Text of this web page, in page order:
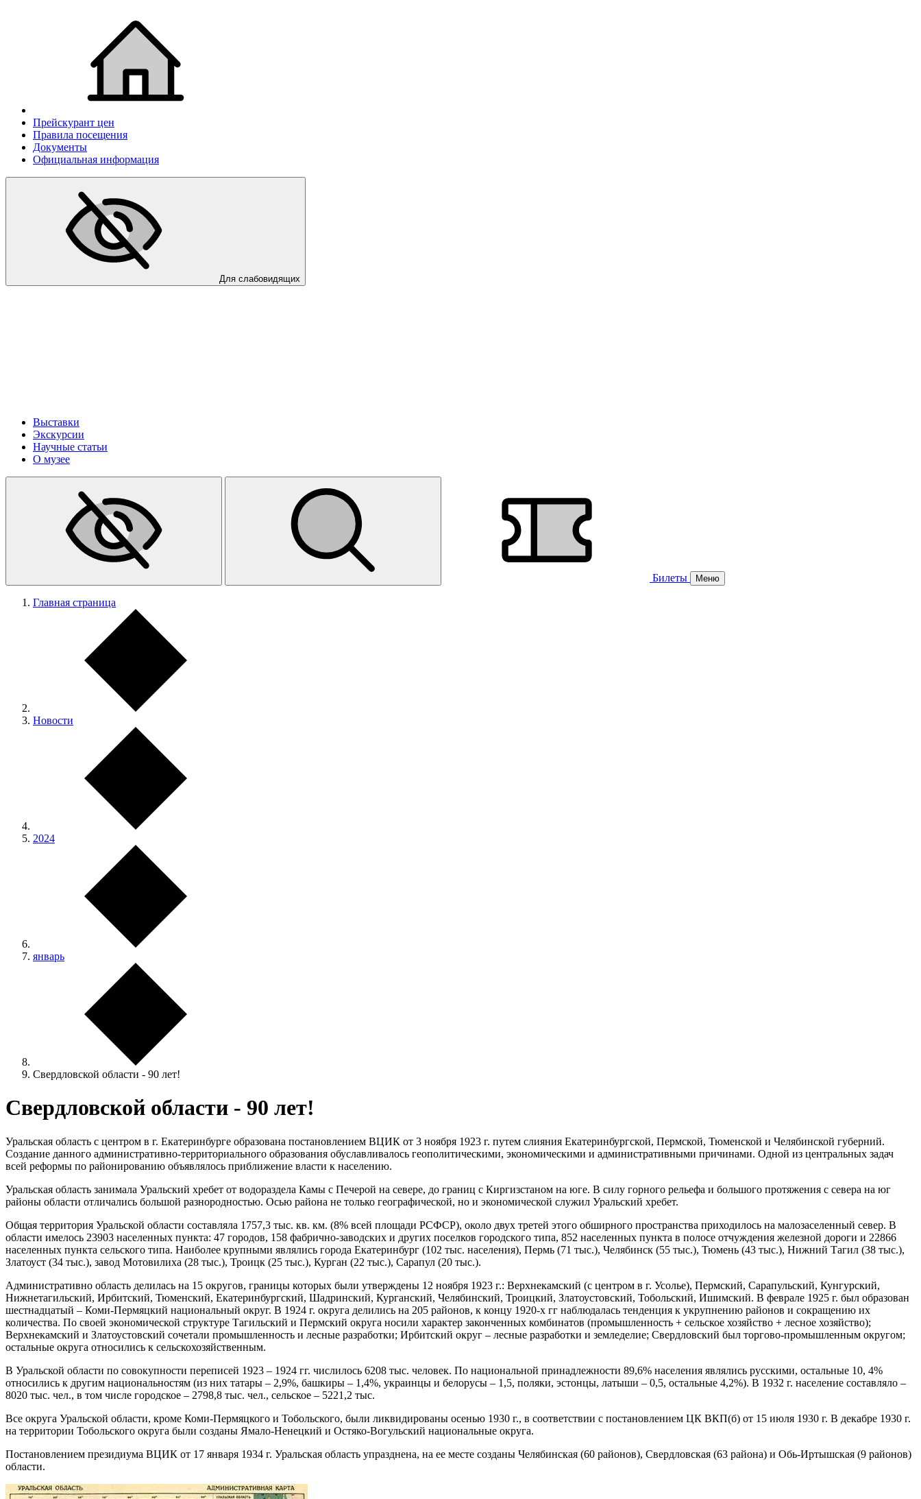
Прейскурант цен
Правила посещения
Документы
Официальная информация
Для слабовидящих
Выставки
Экскурсии
Научные статьи
О музее
Билеты Меню
Главная страница
Новости
2024
январь
Свердловской области - 90 лет!
Свердловской области - 90 лет!
Уральская область с центром в г. Екатеринбурге образована постановлением ВЦИК от 3 ноября 1923 г. путем слияния Екатеринбургской, Пермской, Тюменской и Челябинской губерний.
Создание данного административно-территориального образования обуславливалось геополитическими, экономическими и административными причинами. Одной из центральных задач
всей реформы по районированию объявлялось приближение власти к населению.
Уральская область занимала Уральский хребет от водораздела Камы с Печерой на севере, до границ с Киргизстаном на юге. В силу горного рельефа и большого протяжения с севера на юг
районы области отличались большой разнородностью. Осью района не только географической, но и экономической служил Уральский хребет.
Общая территория Уральской области составляла 1757,3 тыс. кв. км. (8% всей площади РСФСР), около двух третей этого обширного пространства приходилось на малозаселенный север. В
области имелось 23903 населенных пункта: 47 городов, 158 фабрично-заводских и других поселков городского типа, 852 населенных пункта в полосе отчуждения железной дороги и 22866
населенных пункта сельского типа. Наиболее крупными являлись города Екатеринбург (102 тыс. населения), Пермь (71 тыс.), Челябинск (55 тыс.), Тюмень (43 тыс.), Нижний Тагил (38 тыс.),
Златоуст (34 тыс.), завод Мотовилиха (28 тыс.), Троицк (25 тыс.), Курган (22 тыс.), Сарапул (20 тыс.).
Административно область делилась на 15 округов, границы которых были утверждены 12 ноября 1923 г.: Верхнекамский (с центром в г. Усолье), Пермский, Сарапульский, Кунгурский,
Нижнетагильский, Ирбитский, Тюменский, Екатеринбургский, Шадринский, Курганский, Челябинский, Троицкий, Златоустовский, Тобольский, Ишимский. В феврале 1925 г. был образован
шестнадцатый – Коми-Пермяцкий национальный округ. В 1924 г. округа делились на 205 районов, к концу 1920-х гг наблюдалась тенденция к укрупнению районов и сокращению их
количества. По своей экономической структуре Тагильский и Пермский округа носили характер законченных комбинатов (промышленность + сельское хозяйство + лесное хозяйство);
Верхнекамский и Златоустовский сочетали промышленность и лесные разработки; Ирбитский округ – лесные разработки и земледелие; Свердловский был торгово-промышленным округом;
остальные округа относились к сельскохозяйственным.
В Уральской области по совокупности переписей 1923 – 1924 гг. числилось 6208 тыс. человек. По национальной принадлежности 89,6% населения являлись русскими, остальные 10, 4%
относились к другим национальностям (из них татары – 2,9%, башкиры – 1,4%, украинцы и белорусы – 1,5, поляки, эстонцы, латыши – 0,5, остальные 4,2%). В 1932 г. население составляло –
8020 тыс. чел., в том числе городское – 2798,8 тыс. чел., сельское – 5221,2 тыс.
Все округа Уральской области, кроме Коми-Пермяцкого и Тобольского, были ликвидированы осенью 1930 г., в соответствии с постановлением ЦК ВКП(б) от 15 июля 1930 г. В декабре 1930 г.
на территории Тобольского округа были созданы Ямало-Ненецкий и Остяко-Вогульский национальные округа.
Постановлением президиума ВЦИК от 17 января 1934 г. Уральская область упразднена, на ее месте созданы Челябинская (60 районов), Свердловская (63 района) и Обь-Иртышская (9 районов)
области.